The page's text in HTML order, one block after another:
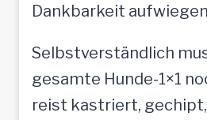
Dankbarkeit
Selbstverständlich
gesamte Hunde-1×1
reist kastriert,